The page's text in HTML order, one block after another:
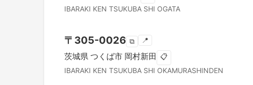
IBARAKI KEN TSUKUBA SHI OGATA
〒 305-0026 ⧉ 📍
茨城県 つくば市 岡村新田 📋
IBARAKI KEN TSUKUBA SHI OKAMURASHINDEN